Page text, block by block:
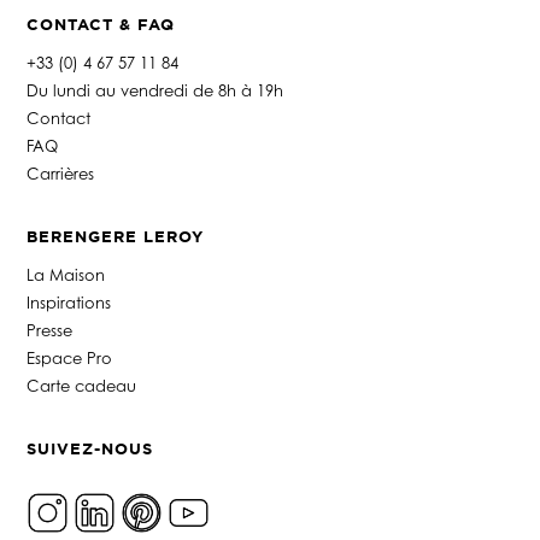
CONTACT & FAQ
+33 (0) 4 67 57 11 84
Du lundi au vendredi de 8h à 19h
Contact
FAQ
Carrières
BERENGERE LEROY
La Maison
Inspirations
Presse
Espace Pro
Carte cadeau
SUIVEZ-NOUS